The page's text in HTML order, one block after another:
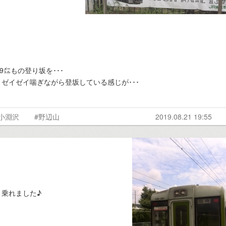
もの登り坂を･･･
イゼイ喘ぎながら登坂している感じが･･･
淵沢 #野辺山 2019.08.21 19:55
れました♪